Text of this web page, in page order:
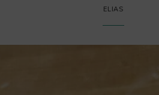
ELIAS